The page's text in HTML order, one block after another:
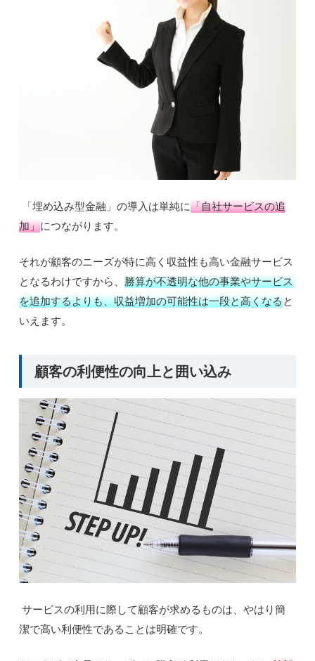
「埋め込み型金融」の導入は単純に「自社サービスの追
加」につながります。
それが顧客のニーズが特に高く収益性も高い金融サービス
となるわけですから、勝算が不透明な他の事業やサービス
を追加するよりも、収益増加の可能性は一段と高くなると
いえます。
顧客の利便性の向上と囲い込み
サービスの利用に際して顧客が求めるものは、やはり簡
潔で高い利便性であることは明確です。